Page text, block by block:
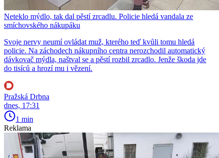
Neteklo mýdlo, tak dal pěstí zrcadlu. Policie hledá vandala ze
smíchovského nákupáku
Svoje nervy neumí ovládat muž, kterého teď kvůli tomu hledá
policie. Na záchodech nákupního centra nerozchodil automatický
dávkovač mýdla, naštval se a pěstí rozbil zrcadlo. Jenže škoda jde
do tisíců a hrozí mu i vězení.
Pražská Drbna
dnes, 17:31
1 min
Reklama